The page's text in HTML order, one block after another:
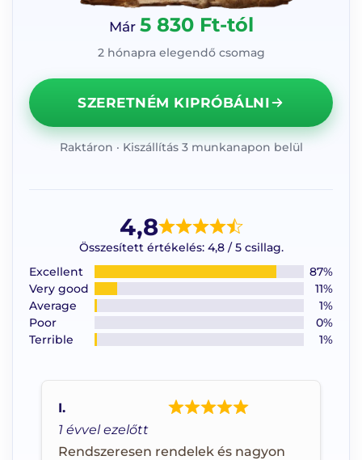
Már 5 830 Ft-tól
2 hónapra elegendő csomag
SZERETNÉM KIPRÓBÁLNI
Raktáron · Kiszállítás 3 munkanapon belül
4,8
Összesített értékelés: 4,8 / 5 csillag.
Excellent
87%
Very good
11%
Average
1%
Poor
0%
Terrible
1%
1 évvel ezelőtt
Rendszeresen rendelek és nagyon
I.